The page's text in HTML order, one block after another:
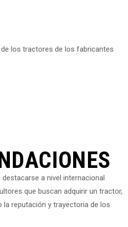
los tractores de los fabricantes
a nivel internacional
que buscan adquirir un tractor,
reputación y trayectoria de los